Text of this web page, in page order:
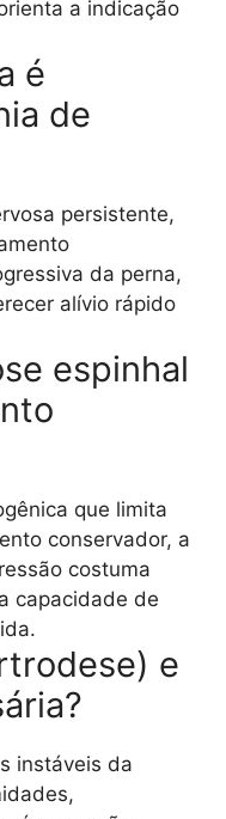
a indicação
é
de
persistente,
da perna,
alívio rápido
espinhal
que limita
conservador, a
costuma
capacidade de
e
instáveis da